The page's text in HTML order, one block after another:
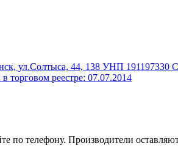
ул.Солтыса, 44, 138 УНП 191197330
торговом реестре: 07.07.2014
телефону. Производители